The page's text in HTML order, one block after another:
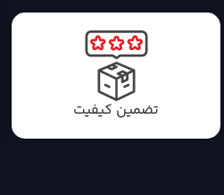
تضمین کیفیت